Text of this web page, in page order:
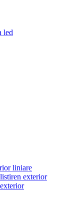
led
liniare
exterior